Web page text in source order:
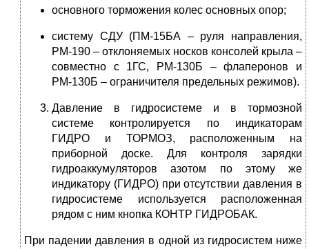
основного торможения колес основных опор;
систему СДУ (ПМ-15БА – руля направления,
РМ-190 – отклоняемых носков консолей крыла –
совместно с 1ГС, РМ-130Б – флаперонов и
РМ-130Б – ограничителя предельных режимов).
Давление в гидросистеме и в тормозной
системе контролируется по индикаторам
ГИДРО и ТОРМОЗ, расположенным на
приборной доске. Для контроля зарядки
гидроаккумуляторов азотом по этому же
индикатору (ГИДРО) при отсутствии давления в
гидросистеме используется расположенная
рядом с ним кнопка КОНТР ГИДРОБАК.
При падении давления в одной из гидросистем ниже